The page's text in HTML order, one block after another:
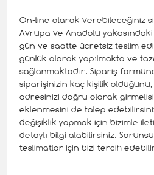
On-line olarak verebileceğiniz
Avrupa ve Anadolu
gün ve saatte ücretsiz teslim
günlük olarak yapılmakta ve
sağlanmaktadır. Sipariş
siparişinizin kaç kişilik
adresinizi doğru olarak
eklenmesini de talep
değişiklik yapmak için bizimle
detaylı bilgi alabilirsiniz.
teslimatlar için bizi tercih